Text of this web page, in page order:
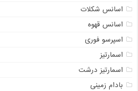
اسانس شکلات
اسانس قهوه
اسپرسو فوری
اسمارتیز
اسمارتیز درشت
بادام زمینی